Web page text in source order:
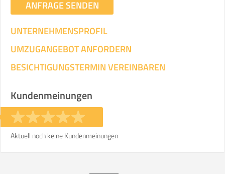
ANFRAGE SENDEN
UNTERNEHMENSPROFIL
UMZUGANGEBOT ANFORDERN
BESICHTIGUNGSTERMIN VEREINBAREN
Kundenmeinungen
Aktuell noch keine Kundenmeinungen